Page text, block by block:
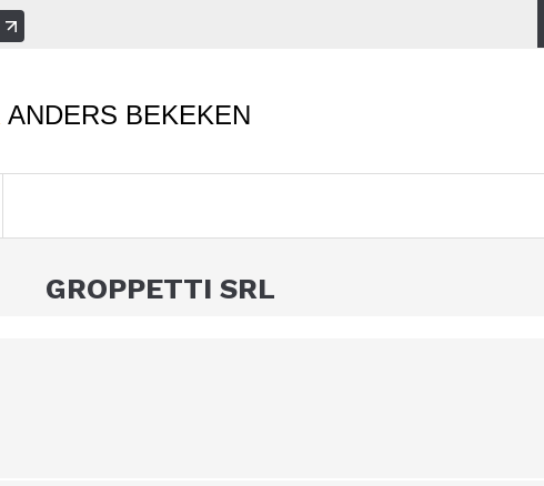
ANDERS BEKEKEN
GROPPETTI SRL